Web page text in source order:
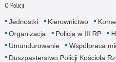
O Policji
Jednostki Kierownictwo
Organizacja
Policja w III RP
Umundurowanie
Współpraca
Duszpasterstwo Policji Kościoła